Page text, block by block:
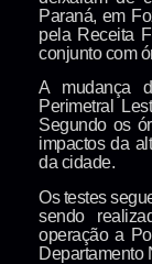
Paraná, em
pela Receita
conjunto com
A mudança
Perimetral
Segundo os
impactos da
da cidade.
Os testes
sendo
operação a
Departamento